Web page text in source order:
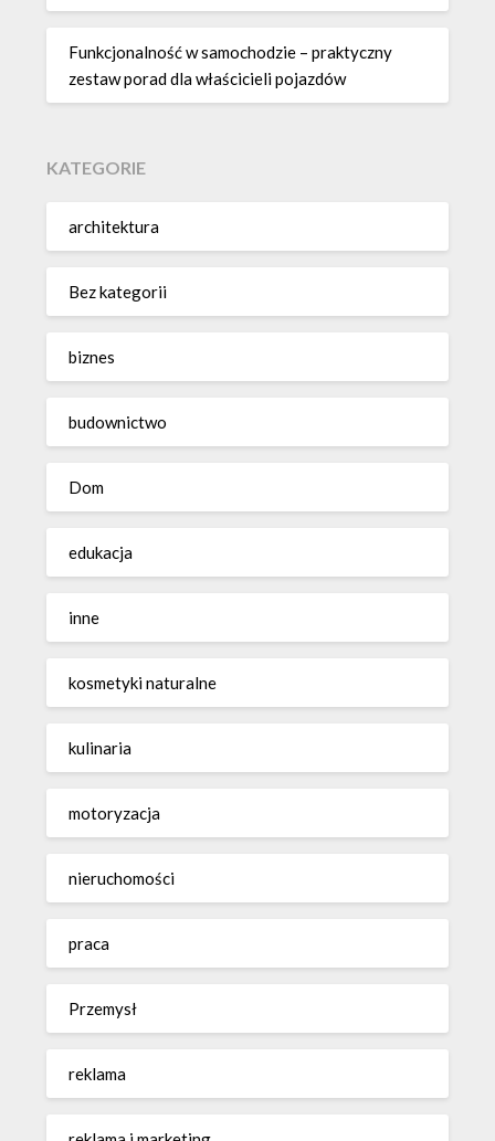
Funkcjonalność w samochodzie – praktyczny
zestaw porad dla właścicieli pojazdów
KATEGORIE
architektura
Bez kategorii
biznes
budownictwo
Dom
edukacja
inne
kosmetyki naturalne
kulinaria
motoryzacja
nieruchomości
praca
Przemysł
reklama